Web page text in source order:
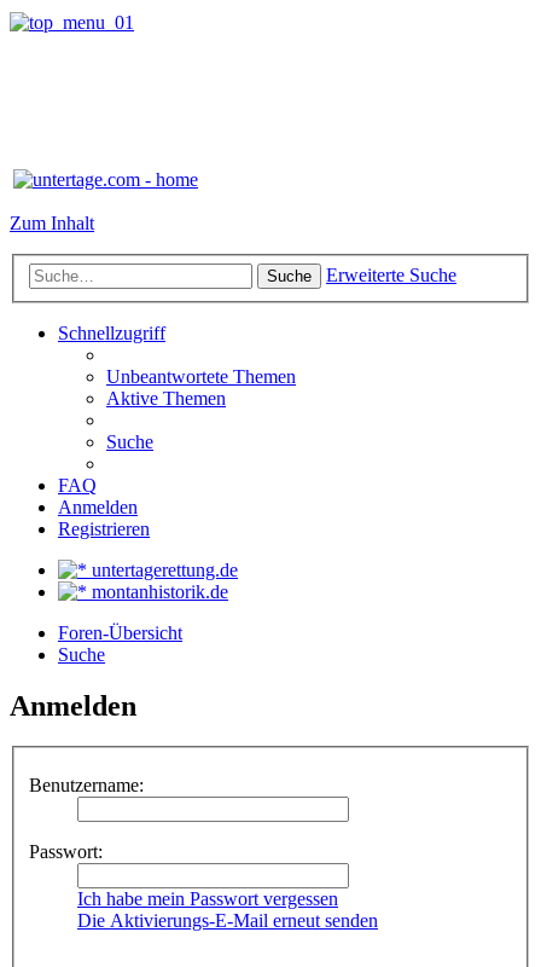
Zum Inhalt
Suche Erweiterte Suche
Schnellzugriff
Unbeantwortete Themen
Aktive Themen
Suche
FAQ
Anmelden
Registrieren
untertagerettung.de
montanhistorik.de
Foren-Übersicht
Suche
Anmelden
Benutzername:
Passwort:
Ich habe mein Passwort vergessen
Die Aktivierungs-E-Mail erneut senden